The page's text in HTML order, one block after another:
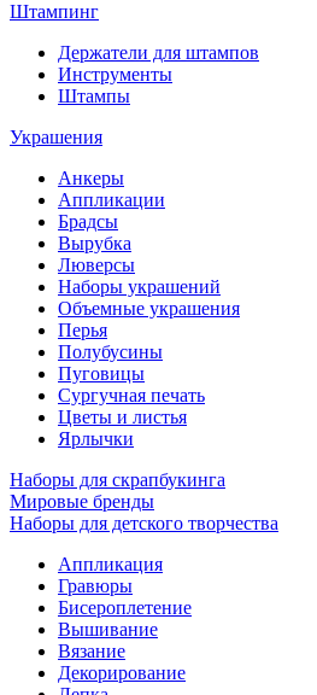
Штампинг
Держатели для штампов
Инструменты
Штампы
Украшения
Анкеры
Аппликации
Брадсы
Вырубка
Люверсы
Наборы украшений
Объемные украшения
Перья
Полубусины
Пуговицы
Сургучная печать
Цветы и листья
Ярлычки
Наборы для скрапбукинга
Мировые бренды
Наборы для детского творчества
Аппликация
Гравюры
Бисероплетение
Вышивание
Вязание
Декорирование